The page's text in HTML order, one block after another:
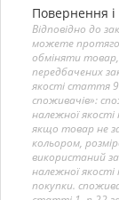
Повернення і
Відповідно до
можете
обміняти товар,
передбачених
якості стаття
споживачів»:
належної якості
якщо товар не
кольором,
використаний
належної
покупки.